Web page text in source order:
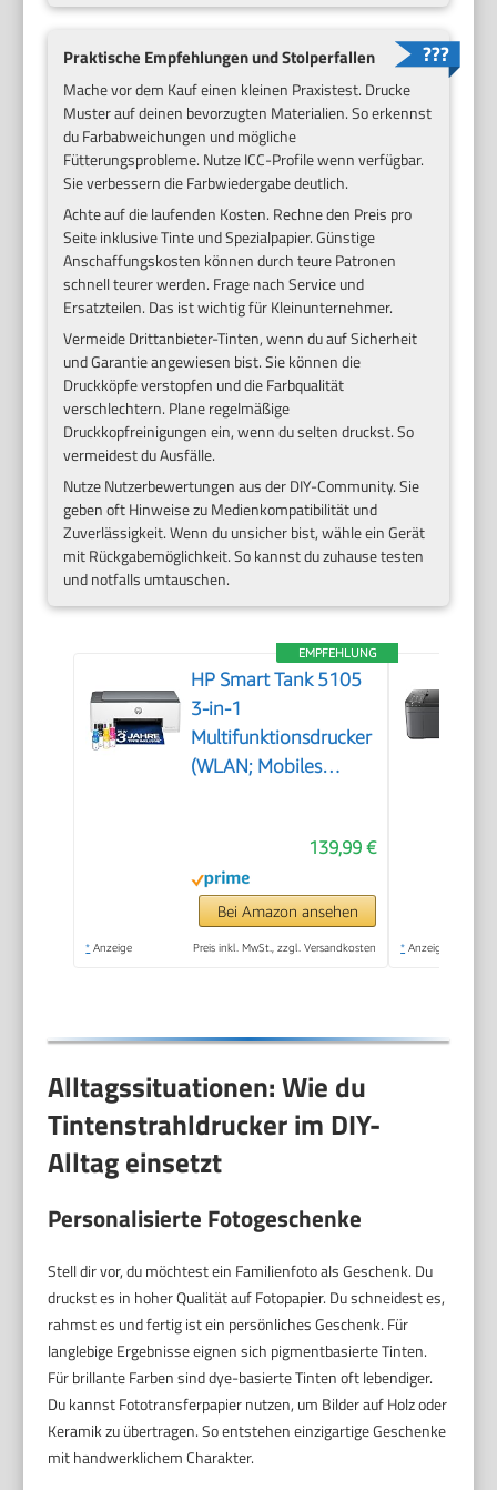
Praktische Empfehlungen und Stolperfallen
Mache vor dem Kauf einen kleinen Praxistest. Drucke
Muster auf deinen bevorzugten Materialien. So erkennst
du Farbabweichungen und mögliche
Fütterungsprobleme. Nutze ICC-Profile wenn verfügbar.
Sie verbessern die Farbwiedergabe deutlich.
Achte auf die laufenden Kosten. Rechne den Preis pro
Seite inklusive Tinte und Spezialpapier. Günstige
Anschaffungskosten können durch teure Patronen
schnell teurer werden. Frage nach Service und
Ersatzteilen. Das ist wichtig für Kleinunternehmer.
Vermeide Drittanbieter-Tinten, wenn du auf Sicherheit
und Garantie angewiesen bist. Sie können die
Druckköpfe verstopfen und die Farbqualität
verschlechtern. Plane regelmäßige
Druckkopfreinigungen ein, wenn du selten druckst. So
vermeidest du Ausfälle.
Nutze Nutzerbewertungen aus der DIY-Community. Sie
geben oft Hinweise zu Medienkompatibilität und
Zuverlässigkeit. Wenn du unsicher bist, wähle ein Gerät
mit Rückgabemöglichkeit. So kannst du zuhause testen
und notfalls umtauschen.
EMPFEHLUNG
HP Smart Tank 5105
3-in-1
Multifunktionsdrucker
(WLAN; Mobiles
Jahre Garantie,
großer Tintentank,
hohe Reichweite,
Drucken in hoher
139,99 €
Bei Amazon ansehen
* Anzeige Preis inkl. MwSt., zzgl. Versandkosten * Anzeige
Alltagssituationen: Wie du
Tintenstrahldrucker im DIY-
Alltag einsetzt
Personalisierte Fotogeschenke
Stell dir vor, du möchtest ein Familienfoto als Geschenk. Du
druckst es in hoher Qualität auf Fotopapier. Du schneidest es,
rahmst es und fertig ist ein persönliches Geschenk. Für
langlebige Ergebnisse eignen sich pigmentbasierte Tinten.
Für brillante Farben sind dye-basierte Tinten oft lebendiger.
Du kannst Fototransferpapier nutzen, um Bilder auf Holz oder
Keramik zu übertragen. So entstehen einzigartige Geschenke
mit handwerklichem Charakter.